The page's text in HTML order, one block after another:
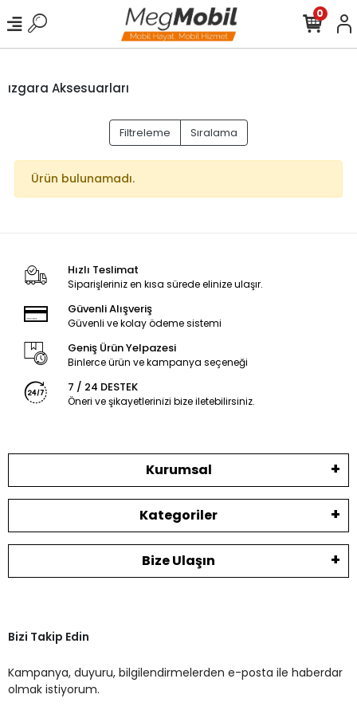
0
ızgara Aksesuarları
Filtreleme Sıralama
Ürün bulunamadı.
Hızlı Teslimat
Siparişleriniz en kısa sürede elinize ulaşır.
Güvenli Alışveriş
Güvenli ve kolay ödeme sistemi
Geniş Ürün Yelpazesi
Binlerce ürün ve kampanya seçeneği
7 / 24 DESTEK
Öneri ve şikayetlerinizi bize iletebilirsiniz.
Kurumsal
Kategoriler
Bize Ulaşın
Bizi Takip Edin
Kampanya, duyuru, bilgilendirmelerden e-posta ile haberdar
olmak istiyorum.